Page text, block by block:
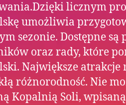
licznym
umożliwia
sezonie. Dostępne
oraz rady, które
Największe
różnorodność. Nie
Kopalnią Soli,